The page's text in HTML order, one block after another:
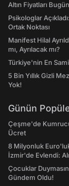
Altın Fiyatları
Psikologlar
Ortak Noktası
Manifest Hilal
mı, Ayrılacak mı?
Türkiye'nin En
5 Bin Yıllık Gizli
Yok!
Günün
Çeşme'de
Ücret
8 Milyonluk
İzmir'de Evlendi:
Çocuklar
Gündem Oldu!